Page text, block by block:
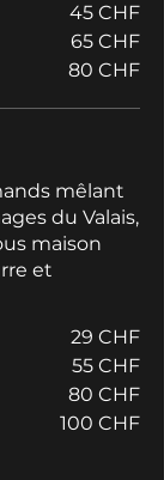
45 CHF
65 CHF
80 CHF
mêlant
du Valais,
maison
et
29 CHF
55 CHF
80 CHF
100 CHF